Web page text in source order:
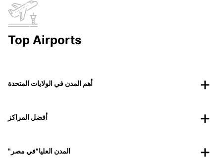
Top Airports
أهم المدن في الولايات المتحدة
أفضل المراكز
"المدن العليا"في مصر